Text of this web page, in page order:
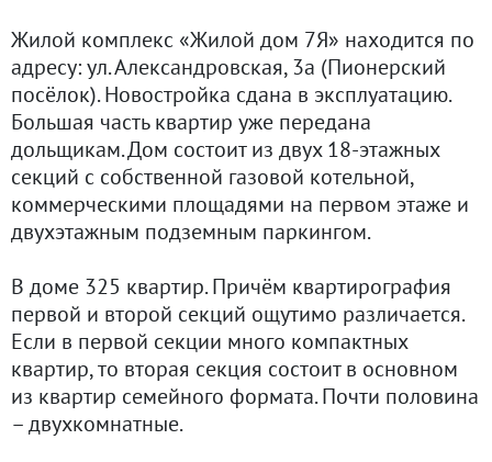
Жилой комплекс «Жилой дом 7Я» находится по
адресу: ул. Александровская, 3а (Пионерский
посёлок). Новостройка сдана в эксплуатацию.
Большая часть квартир уже передана
дольщикам. Дом состоит из двух 18-этажных
секций с собственной газовой котельной,
коммерческими площадями на первом этаже и
двухэтажным подземным паркингом.
В доме 325 квартир. Причём квартирография
первой и второй секций ощутимо различается.
Если в первой секции много компактных
квартир, то вторая секция состоит в основном
из квартир семейного формата. Почти половина
– двухкомнатные.